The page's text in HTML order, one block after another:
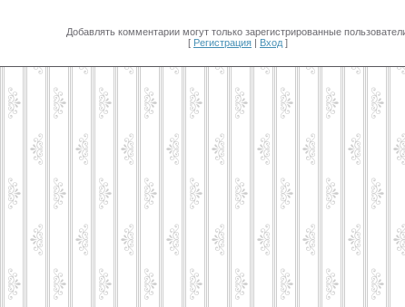
Добавлять комментарии могут только зарегистрированные
[ Регистрация | Вход ]